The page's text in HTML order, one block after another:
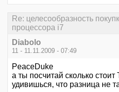
Re: целесообразность
процессора i7
Diabolo
11 - 11.11.2009 - 07:49
PeaceDuke
а ты посчитай сколько
удивишься, что разница не